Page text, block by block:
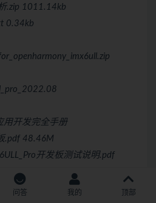
.zip 1011.14kb
0.34kb
用开发完全手册
.pdf 48.46M
开发板测试说明.pdf
发手册_V1.0.pdf 36.57M
问答 我的 顶部